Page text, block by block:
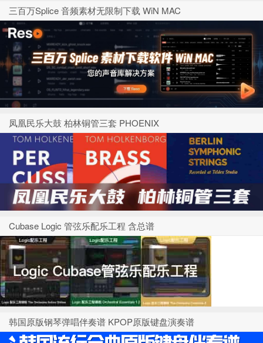
三百万Splice 音频素材无限制下载 WiN MAC
凤凰民乐大鼓 柏林铜管三套 PHOENIX
Cubase Logic 管弦乐配乐工程 含总谱
韩国原版钢琴弹唱伴奏谱 KPOP原版键盘演奏谱